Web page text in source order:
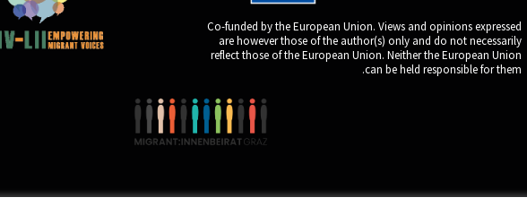
Co-funded by the European Union. Views and opinions expressed
are however those of the author(s) only and do not necessarily
reflect those of the European Union. Neither the European Union
can be held responsible for them.